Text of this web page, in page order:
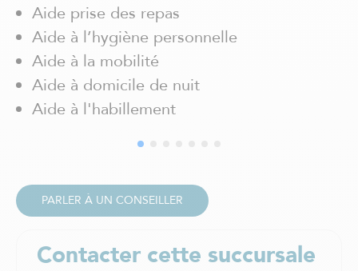
Mercier-Hochelaga-Maisonneuve
Mirabel
Mont-Blanc
Mont-Laurier
Mont-Tremblant
Outremont / Mont-Royal
Pointe-aux-Trembles
Rawdon
Repentigny
Rivière-des-Prairies
Saguenay / Chicoutimi
Aide prise des repas
Aide à l’hygiène personnelle
Aide à la mobilité
Aide à domicile de nuit
Aide à l'habillement
PARLER À UN CONSEILLER
Contacter cette succursale